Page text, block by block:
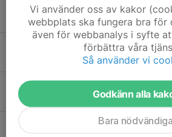
Koll på bollar efter träning
20 maj, 08:00 0
Grönt kort - för en schysst
11 maj, 12:34 0
23 apr, 18:29 1
Vi använder oss av kakor
webbplats ska fungera bra för
även för webbanalys i syfte
förbättra våra
Så använder vi
Godkänn alla
Bara nödvändiga